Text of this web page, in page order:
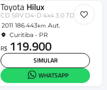
ToyotaHilux
CD SRV D4-D 4x4 3.0 TDI Diesel Aut
2011 186.443km Aut.
Curitiba - PR
R$ 119.900
SIMULAR
WHATSAPP